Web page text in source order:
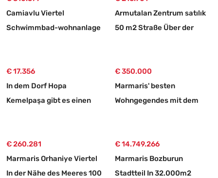
Camiavlu Viertel
Schwimmbad-wohnanlage
Armutalan Zentrum satılık
50 m2 Straße Über der
€ 17.356
In dem Dorf Hopa
Kemelpaşa gibt es einen
€ 350.000
Marmaris' besten
Wohngegendes mit dem
Ober-doppelhaushälfte-
wohnung
€ 260.281
Marmaris Orhaniye Viertel
In der Nähe des Meeres 100
€ 14.749.266
Marmaris Bozburun
Stadtteil In 32.000m2